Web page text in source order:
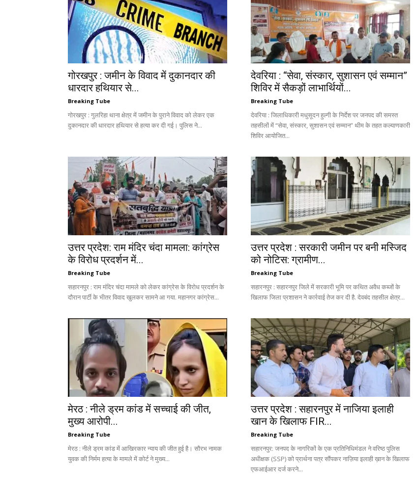
गोरखपुर : जमीन के विवाद में दुकानदार की
धारदार हथियार से...
Breaking Tube
गोरखपुर : गुलरिहा थाना क्षेत्र में जमीन के पुराने विवाद को लेकर एक
दुकानदार की धारदार हथियार से हत्या कर दी गई। पुलिस ने...
देवरिया : “सेवा, संस्कार, सुशासन एवं सम्मान”
शिविर में सैकड़ों लाभार्थियों...
Breaking Tube
देवरिया : जिलाधिकारी मधुसूदन हुल्गी के निर्देश पर जनपद की समस्त
तहसीलों में “सेवा, संस्कार, सुशासन एवं सम्मान” थीम के तहत कल्याणकारी
शिविर आयोजित...
उत्तर प्रदेश: राम मंदिर चंदा मामला: कांग्रेस
के विरोध प्रदर्शन में...
Breaking Tube
सहारनपुर : राम मंदिर चंदा मामले को लेकर कांग्रेस के विरोध प्रदर्शन के
दौरान पार्टी के भीतर विवाद खुलकर सामने आ गया. महानगर कांग्रेस...
उत्तर प्रदेश : सरकारी जमीन पर बनी मस्जिद
को नोटिस: ग्रामीण...
Breaking Tube
सहारनपुर : सहारनपुर जिले में सरकारी भूमि पर कथित अवैध कब्जों के
खिलाफ जिला प्रशासन ने कार्रवाई तेज कर दी है. देवबंद तहसील क्षेत्र...
मेरठ : नीले ड्रम कांड में सच्चाई की जीत,
मुख्य आरोपी...
Breaking Tube
मेरठ : नीले ड्रम कांड में आखिरकार न्याय की जीत हुई है। सौरभ नामक
युवक की निर्मम हत्या के मामले में कोर्ट ने मुख्य...
उत्तर प्रदेश : सहारनपुर में नाजिया इलाही
खान के खिलाफ FIR...
Breaking Tube
सहारनपुर: जनपद के नागरिकों के एक प्रतिनिधिमंडल ने वरिष्ठ पुलिस
अधीक्षक (SSP) को प्रार्थना पत्र सौंपकर नाज़िया इलाही ख़ान के खिलाफ
एफआईआर दर्ज करने...